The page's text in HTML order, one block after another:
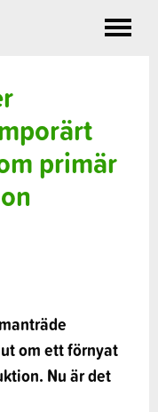
Toggle
primär
om ett förnyat
Nu är det